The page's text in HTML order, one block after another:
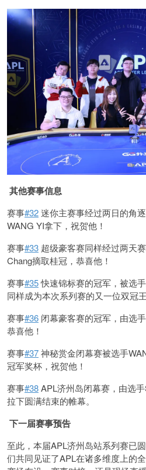
其他赛事信息
赛事#32迷你主赛事经过两日的角
WANG YI拿下，祝贺他！
赛事#33 超级豪客赛同样经过两天
Chang摘取桂冠，恭喜他！
赛事#35快速锦标赛的冠军，被选
同样成为本次系列赛的又一位双冠
赛事#36 闭幕豪客赛的冠军，由选
恭喜他！
赛事#37神秘赏金闭幕赛被选手
冠军奖杯，祝贺他！
赛事#38APL济州岛闭幕赛，由选
拉下圆满结束的帷幕。
下一届赛事预告
至此，本届APL济州岛站系列赛已
们共同见证了APL在诸多维度上的